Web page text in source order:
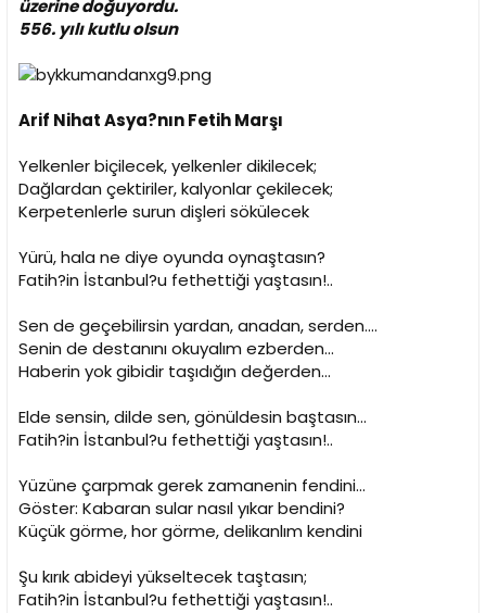
t
a
r
i
i
üzerine doğuyordu.
556. yılı kutlu olsun
Arif Nihat Asya?nın Fetih Marşı
Yelkenler biçilecek, yelkenler dikilecek;
Dağlardan çektiriler, kalyonlar çekilecek;
Kerpetenlerle surun dişleri sökülecek
Yürü, hala ne diye oyunda oynaştasın?
Fatih?in İstanbul?u fethettiği yaştasın!..
Sen de geçebilirsin yardan, anadan, serden....
Senin de destanını okuyalım ezberden...
Haberin yok gibidir taşıdığın değerden...
Elde sensin, dilde sen, gönüldesin baştasın...
Fatih?in İstanbul?u fethettiği yaştasın!..
Yüzüne çarpmak gerek zamanenin fendini...
Göster: Kabaran sular nasıl yıkar bendini?
Küçük görme, hor görme, delikanlım kendini
Şu kırık abideyi yükseltecek taştasın;
Fatih?in İstanbul?u fethettiği yaştasın!..